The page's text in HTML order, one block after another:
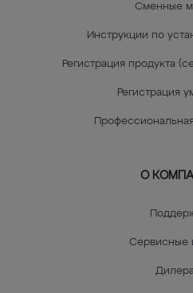
Сменные
Инструкции по
Регистрация продукта
Регистрация
О
Сервисные